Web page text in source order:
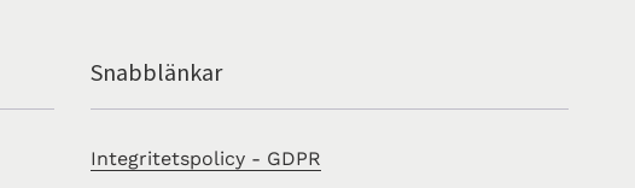
Snabblänkar
Integritetspolicy - GDPR